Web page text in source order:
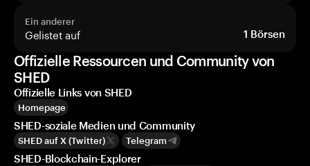
Ein anderer
Gelistet auf 1 Börsen
Offizielle Ressourcen und Community von
SHED
Offizielle Links von SHED
Homepage
SHED-soziale Medien und Community
SHED auf X (Twitter) Telegram
SHED-Blockchain-Explorer